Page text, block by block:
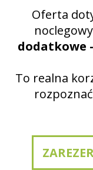
Oferta
dodatkowe
To realna